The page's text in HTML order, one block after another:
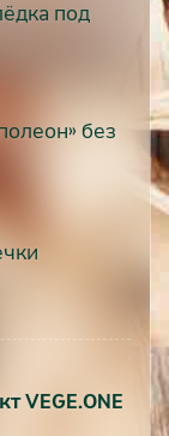
под
без
VEGE.ONE